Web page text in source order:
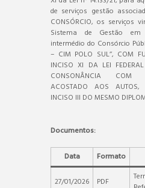
de serviços gestão
CONSÓRCIO, os serviços
Sistema de Gestão
intermédio do Consórcio
– CIM POLO SUL’’, COM
INCISO XI DA LEI
CONSONÂNCIA COM
ACOSTADO AOS AUTOS,
INCISO III DO MESMO
Documentos:
Data Formato
27/01/2026 PDF